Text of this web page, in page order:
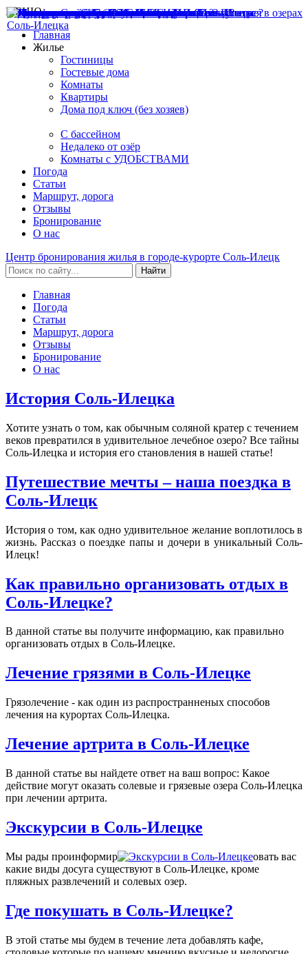
МЕНЮ
Главная
Жилье
Гостиницы
Гостевые дома
Комнаты
Квартиры
Дома под ключ (без хозяев)
C бассейном
Недалеко от озёр
Комнаты с УДОБСТВАМИ
Погода
Статьи
Маршрут, дорога
Отзывы
Бронирование
О нас
Центр бронирования жилья в городе-курорте Соль-Илецк
Найти
Главная
Погода
Статьи
Маршрут, дорога
Отзывы
Бронирование
О нас
История Соль-Илецка
Хотите узнать о том, как обычным соляной кратер с течением
веков превратился в удивительное лечебное озеро? Все тайны
Соль-Илецка и история его становления в нашей статье!
Путешествие мечты – наша поездка в
Соль-Илецк
История о том, как одно удивительное желание воплотилось в
жизнь. Рассказ о поездке папы и дочери в уникальный Соль-
Илецк!
Как правильно организовать отдых в
Соль-Илецке?
В данной статье вы получите информацию, как правильно
организовать отдых в Соль-Илецке.
Лечение грязями в Соль-Илецке
Грязолечение - как один из распространненых способов
лечения на курортах Соль-Илецка.
Лечение артрита в Соль-Илецке
В данной статье вы найдете ответ на ваш вопрос: Какое
действие могут оказать солевые и грязевые озера Соль-Илецка
при лечении артрита.
Экскурсии в Соль-Илецке
Мы рады проинформир
овать вас
какие виды досуга существуют в Соль-Илецке, кроме
пляжных развлечений и солевых озер.
Где покушать в Соль-Илецке?
В этой статье мы будем в течение лета добавлять кафе,